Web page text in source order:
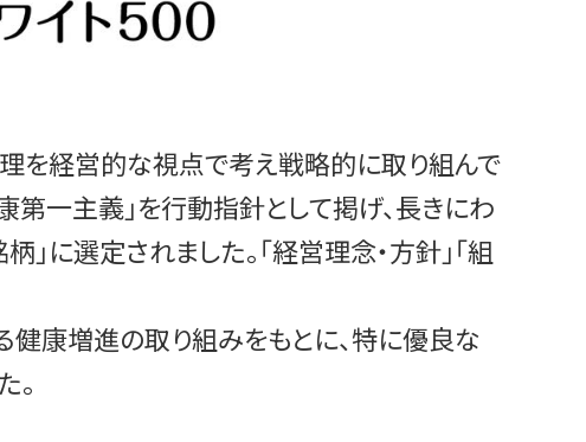
を経営的な視点で考え戦略的に取り組んで
第一主義」を行動指針として掲げ、長きにわ
選定されました。「経営理念・方針」「組
康増進の取り組みをもとに、特に優良な
。